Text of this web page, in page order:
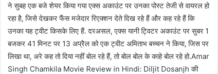
ने सुबह एक बजे शेयर किया गया एक्स अकाउंट पर उनका पोस्ट तेजी से वायरल हो
रहा है, जिसे देखकर फैंस मजेदार रिएक्शन देते दिख रहे हैं और कह रहे हैं कि
उनका यह ट्वीट किसके लिए हैं. दरअसल, एक्स यानी ट्विटर अकाउंट पर सुबर 1
बजकर 41 मिनट पर 13 अप्रैल को एक ट्वीट अमिताभ बच्चन ने किया, जिस पर
लिखा था, अरे कह तो दिया नहीं बोल रहे हैं, तो बोल बोल के काहे बोल रहे हो.Amar
Singh Chamkila Movie Review in Hindi: Diljit Dosanjh की